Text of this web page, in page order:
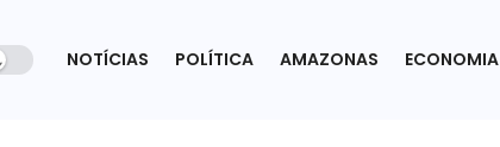
NOTÍCIAS POLÍTICA AMAZONAS ECONOMIA